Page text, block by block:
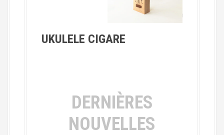
UKULELE CIGARE
DERNIÈRES
NOUVELLES